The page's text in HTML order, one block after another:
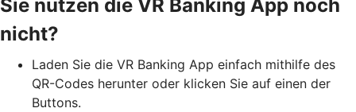
Sie nutzen die VR Banking App noch
nicht?
Laden Sie die VR Banking App einfach mithilfe des
QR-Codes herunter oder klicken Sie auf einen der
Buttons.